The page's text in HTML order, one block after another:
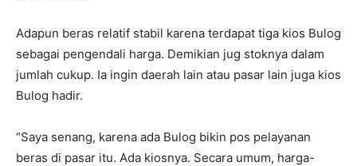
Adapun beras relatif stabil karena terdapat tiga kios Bulog
sebagai pengendali harga. Demikian jug stoknya dalam
jumlah cukup. Ia ingin daerah lain atau pasar lain juga kios
Bulog hadir.
“Saya senang, karena ada Bulog bikin pos pelayanan
beras di pasar itu. Ada kiosnya. Secara umum, harga-